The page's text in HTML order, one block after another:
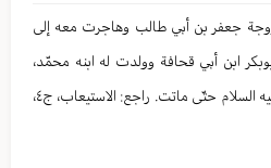
بنت عمیس (م٤٠ ه‍): زوجة جعفر بن أبي طالب وهاجرت معه إلی
ابن أبي قحافة وولدت له ابنه محمّد،
وبعد موته زوّجها أمیر المومنین عليه السلام حتّی ماتت. راجع: الاستیعاب، ج٤،